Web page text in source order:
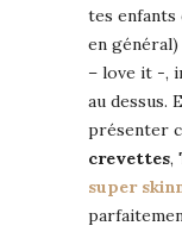
tes enfants
en
– love it -,
au dessus.
présenter
crevettes,
super